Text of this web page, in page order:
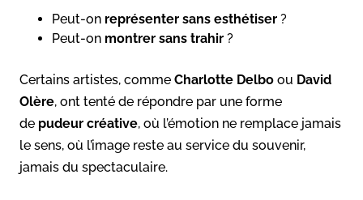
Peut-on représenter sans esthétiser ?
Peut-on montrer sans trahir ?
Certains artistes, comme Charlotte Delbo ou David
Olère, ont tenté de répondre par une forme
de pudeur créative, où l’émotion ne remplace jamais
le sens, où l’image reste au service du souvenir,
jamais du spectaculaire.